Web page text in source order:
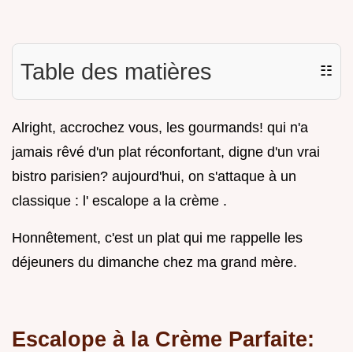
Table des matières ☷
Alright, accrochez vous, les gourmands! qui n'a
jamais rêvé d'un plat réconfortant, digne d'un vrai
bistro parisien? aujourd'hui, on s'attaque à un
classique : l' escalope a la crème .
Honnêtement, c'est un plat qui me rappelle les
déjeuners du dimanche chez ma grand mère.
Escalope à la Crème Parfaite: